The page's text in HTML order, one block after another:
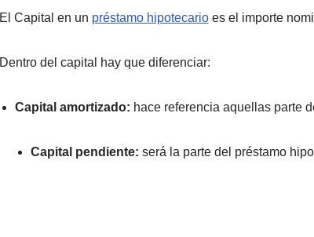
El Capital en un préstamo hipotecarioes el importe
Dentro del capital hay que diferenciar:
Capital amortizado: hace referencia aquellas parte
Capital pendiente: será la parte del préstamo